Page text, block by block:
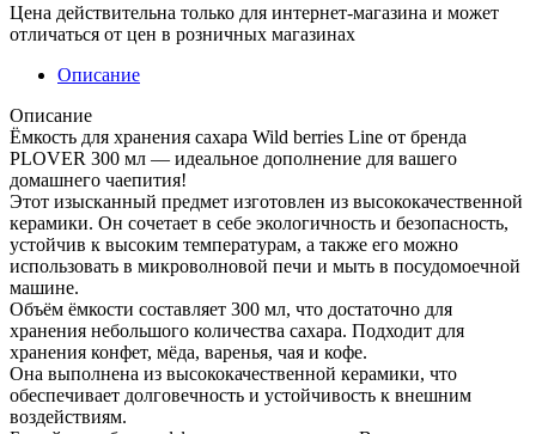
Цена действительна только для интернет-магазина и может
отличаться от цен в розничных магазинах
Описание
Описание
Ёмкость для хранения сахара Wild berries Line от бренда
PLOVER 300 мл — идеальное дополнение для вашего
домашнего чаепития!
Этот изысканный предмет изготовлен из высококачественной
керамики. Он сочетает в себе экологичность и безопасность,
устойчив к высоким температурам, а также его можно
использовать в микроволновой печи и мыть в посудомоечной
машине.
Объём ёмкости составляет 300 мл, что достаточно для
хранения небольшого количества сахара. Подходит для
хранения конфет, мёда, варенья, чая и кофе.
Она выполнена из высококачественной керамики, что
обеспечивает долговечность и устойчивость к внешним
воздействиям.